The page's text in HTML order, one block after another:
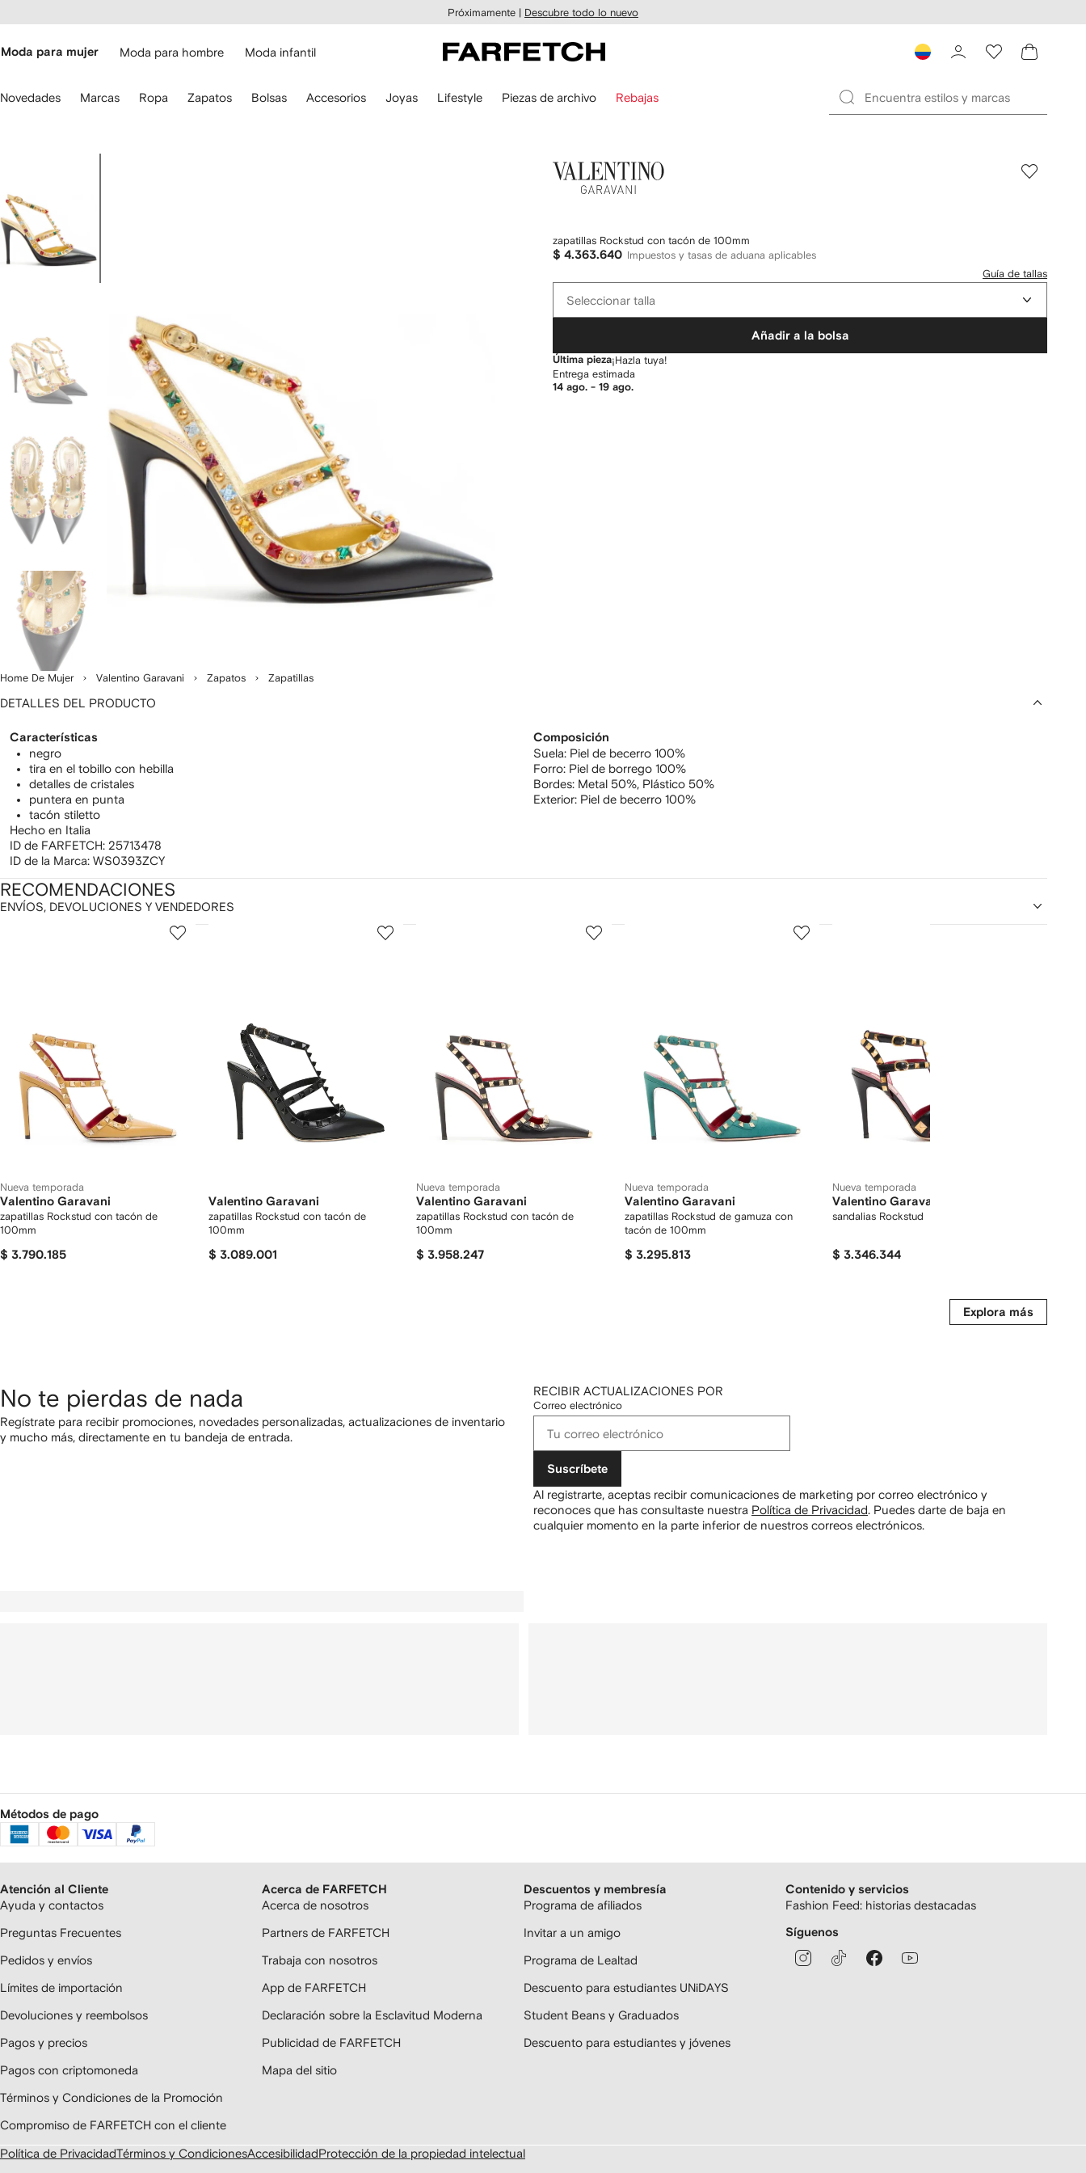
Próximamente | Descubre todo lo nuevo
Moda para mujer Moda para hombre Moda infantil
Novedades Marcas Ropa Zapatos Bolsas Accesorios Joyas Lifestyle Piezas de archivo Rebajas
de
Home De Mujer Valentino Garavani Zapatos Zapatillas
Valentino
zapatillas Rockstud con tacón de 100mm
$ 4.363.640 Impuestos y tasas de aduana aplicables
Guía de tallas
tallaSeleccionar talla
Añadir a la bolsa
Última pieza¡Hazla tuya!
Entrega estimada
14 ago. - 19 ago.
DETALLES DEL PRODUCTO
Características
negro
tira en el tobillo con hebilla
detalles de cristales
puntera en punta
tacón stiletto
Hecho en Italia
ID de FARFETCH: 25713478
ID de la Marca: WS0393ZCY
Composición
Suela: Piel de becerro 100%
Forro: Piel de borrego 100%
Bordes: Metal 50%, Plástico 50%
Exterior: Piel de becerro 100%
ENVÍOS, DEVOLUCIONES Y VENDEDORES
RECOMENDACIONES
Nueva temporada
Valentino Garavani
zapatillas Rockstud con tacón de
100mm
$ 3.790.185
2
Valentino Garavani
zapatillas Rockstud con tacón de
100mm
$ 3.089.001
3
Nueva temporada
Valentino Garavani
zapatillas Rockstud con tacón de
100mm
$ 3.958.247
4
Nueva temporada
Valentino Garavani
zapatillas Rockstud de gamuza con
tacón de 100mm
$ 3.295.813
5
Nueva temporada
Valentino Garavani
sandalias Rockstud
$ 3.346.344
6
Explora más
No te pierdas de nada
Regístrate para recibir promociones, novedades personalizadas, actualizaciones de inventario
y mucho más, directamente en tu bandeja de entrada.
RECIBIR ACTUALIZACIONES POR
Correo electrónico
Suscríbete
Al registrarte, aceptas recibir comunicaciones de marketing por correo electrónico y
reconoces que has consultaste nuestra Política de Privacidad. Puedes darte de baja en
cualquier momento en la parte inferior de nuestros correos electrónicos.
Métodos de pago
Atención al Cliente
Ayuda y contactos
Preguntas Frecuentes
Pedidos y envíos
Límites de importación
Devoluciones y reembolsos
Pagos y precios
Pagos con criptomoneda
Términos y Condiciones de la Promoción
Compromiso de FARFETCH con el cliente
Acerca de FARFETCH
Acerca de nosotros
Partners de FARFETCH
Trabaja con nosotros
App de FARFETCH
Declaración sobre la Esclavitud Moderna
Publicidad de FARFETCH
Mapa del sitio
Descuentos y membresía
Programa de afiliados
Invitar a un amigo
Programa de Lealtad
Descuento para estudiantes UNiDAYS
Student Beans y Graduados
Descuento para estudiantes y jóvenes
Contenido y servicios
Fashion Feed: historias destacadas
Síguenos
Política de PrivacidadTérminos y CondicionesAccesibilidadProtección de la propiedad intelectual